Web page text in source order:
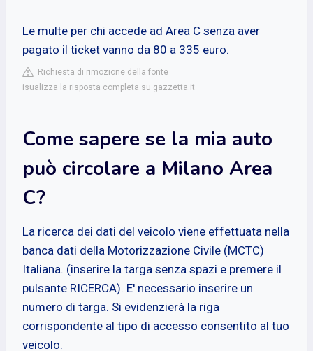
Le multe per chi accede ad Area C senza aver
pagato il ticket vanno da 80 a 335 euro.
Richiesta di rimozione della fonte
isualizza la risposta completa su gazzetta.it
Come sapere se la mia auto
può circolare a Milano Area
C?
La ricerca dei dati del veicolo viene effettuata nella
banca dati della Motorizzazione Civile (MCTC)
Italiana. (inserire la targa senza spazi e premere il
pulsante RICERCA). E' necessario inserire un
numero di targa. Si evidenzierà la riga
corrispondente al tipo di accesso consentito al tuo
veicolo.